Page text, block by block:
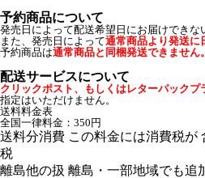
予約商品について
発売日によって配送希望日にお届けできな
また、発売日によって通常商品より発送に
予約商品は通常商品と同梱発送できません。
配送サービスについて
クリックポスト、もしくはレターパックプ
指定はいただけません。
送料料金表
全国一律料金：350円
送料分消費
税
この料金には消費税が
離島他の扱 離島・一部地域でも追